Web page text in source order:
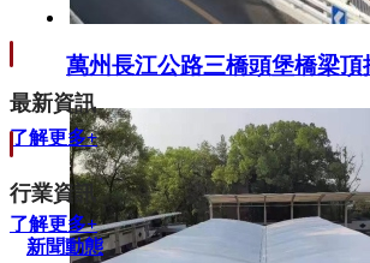
萬州長江公路三橋頭堡橋梁頂
最新資訊
了解更多+
行業資訊
了解更多+
新聞動態